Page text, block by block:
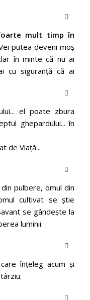
mult timp în
putea deveni moş
în minte că nu ai
cu siguranţă că ai
el poate zbura
ghepardului... în
de Viaţă...
pulbere, omul din
cultivat se știe
se gândește la
luminii.
înțeleg acum și